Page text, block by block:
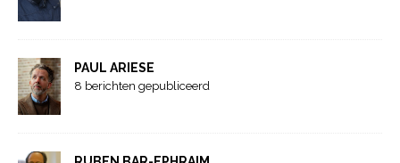
PAUL ARIESE
8 berichten gepubliceerd